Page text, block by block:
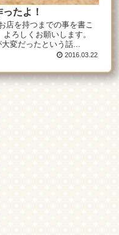
たよ！
店を持つまでの事を書こ
ろしくお願いします。
変だったという話...
2016.03.22